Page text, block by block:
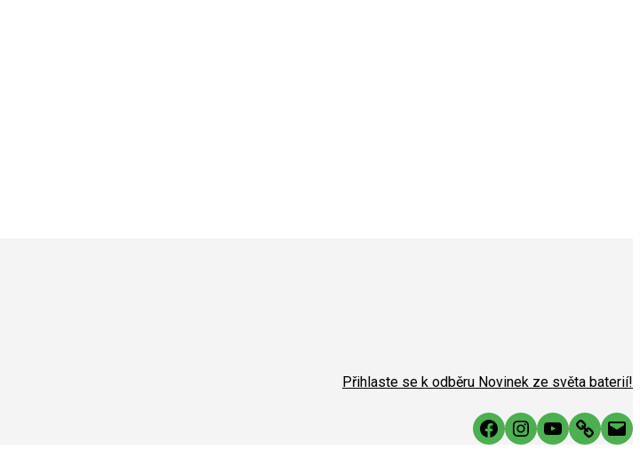
Přihlaste se k odběru Novinek ze světa baterií!
Facebook
Instagram
YouTube
Link